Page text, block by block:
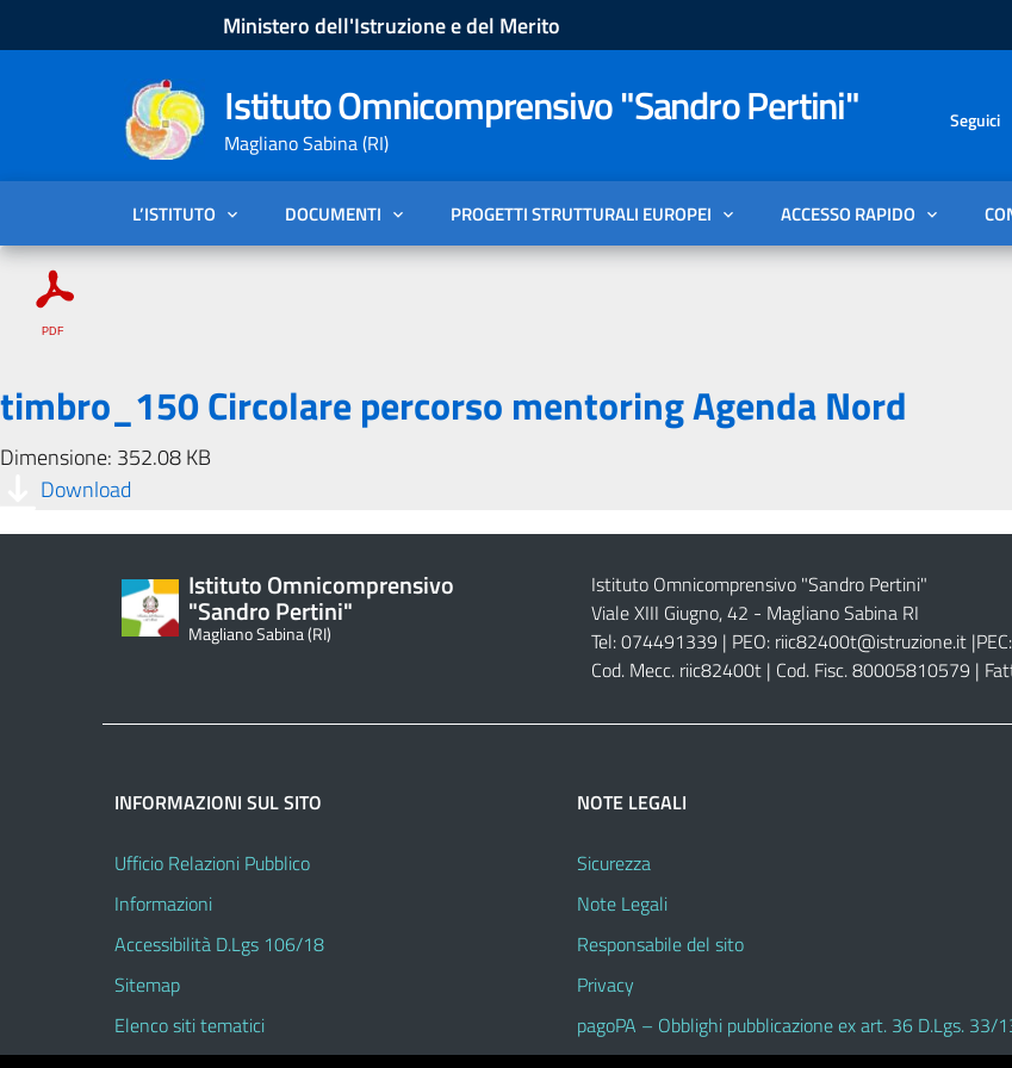
Ministero dell'Istruzione e del Merito
Istituto Omnicomprensivo "Sandro Pertini"
Magliano Sabina (RI)
Seguici
L’ISTITUTO DOCUMENTI PROGETTI STRUTTURALI EUROPEI ACCESSO RAPIDO
timbro_150 Circolare percorso mentoring Agenda Nord
Dimensione: 352.08 KB
Download
Istituto Omnicomprensivo
"Sandro Pertini"
Magliano Sabina (RI)
Istituto Omnicomprensivo "Sandro Pertini"
Viale XIII Giugno, 42 - Magliano Sabina RI
Tel: 074491339 | PEO: riic82400t@istruzione.it |PEC:
Cod. Mecc. riic82400t | Cod. Fisc. 80005810579 |
INFORMAZIONI SUL SITO
Ufficio Relazioni Pubblico
Informazioni
Accessibilità D.Lgs 106/18
Sitemap
Elenco siti tematici
NOTE LEGALI
Sicurezza
Note Legali
Responsabile del sito
Privacy
pagoPA – Obblighi pubblicazione ex art. 36 D.Lgs. 33/